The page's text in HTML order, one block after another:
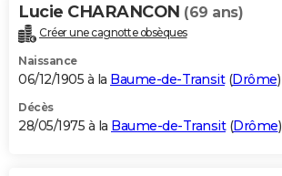
Lucie CHARANCON (69 ans)
Créer une cagnotte obsèques
Naissance
06/12/1905 à la Baume-de-Transit(Drôme)
Décès
28/05/1975 à la Baume-de-Transit(Drôme)